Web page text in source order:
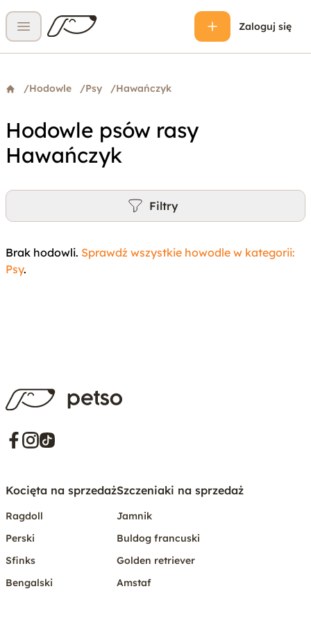
Otwórz menu
Zaloguj się
/Hodowle /Psy /Hawańczyk
Hodowle psów rasy
Hawańczyk
Filtry
Brak hodowli. Sprawdź wszystkie howodle w kategorii:
Psy.
Kocięta na sprzedaż
Ragdoll
Perski
Sfinks
Bengalski
Szczeniaki na sprzedaż
Jamnik
Buldog francuski
Golden retriever
Amstaf